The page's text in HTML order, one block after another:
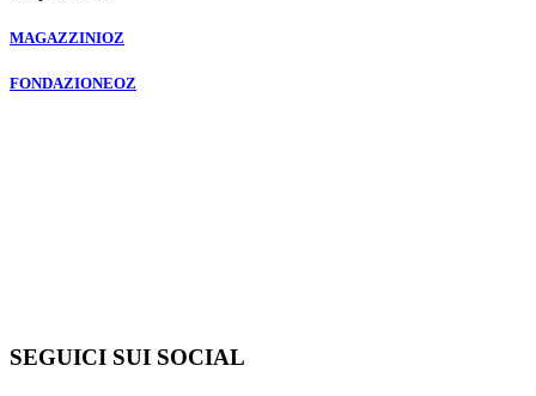
MAGAZZINIOZ
FONDAZIONEOZ
SEGUICI SUI SOCIAL